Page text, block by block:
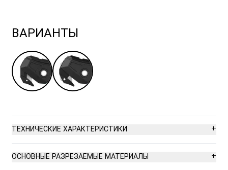
ВАРИАНТЫ
ТЕХНИЧЕСКИЕ ХАРАКТЕРИСТИКИ +
Самая высокая безопасность
ОСНОВНЫЕ РАЗРЕЗАЕМЫЕ МАТЕРИАЛЫ +